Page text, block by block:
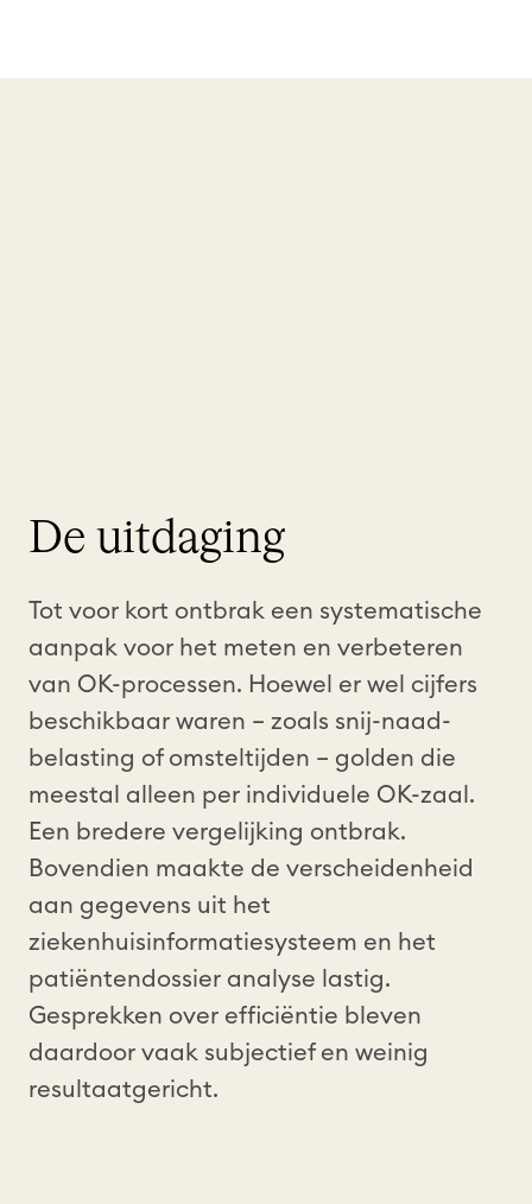
De uitdaging
Tot voor kort ontbrak een systematische
aanpak voor het meten en verbeteren
van OK-processen. Hoewel er wel cijfers
beschikbaar waren – zoals snij-naad-
belasting of omsteltijden – golden die
meestal
alleen per individuele OK-zaal .
Een bredere vergelijking ontbrak.
Bovendien maakte de verscheidenheid
aan gegevens uit het
ziekenhuisinformatiesysteem en het
patiëntendossier analyse lastig.
Gesprekken over efficiëntie bleven
daardoor vaak subjectief en weinig
resultaatgericht.